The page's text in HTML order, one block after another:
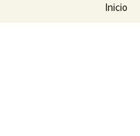
Inicio